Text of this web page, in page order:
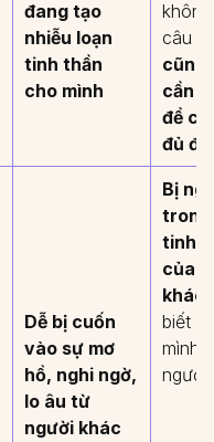
đang tạo
nhiễu loạn
tinh thần
cho mình
câu
cũng
cần
để
đủ
Dễ bị cuốn
vào sự mơ
hồ, nghi ngờ,
lo âu từ
người khác
Bị
trong
tinh
của
khác
biết
mình,
người